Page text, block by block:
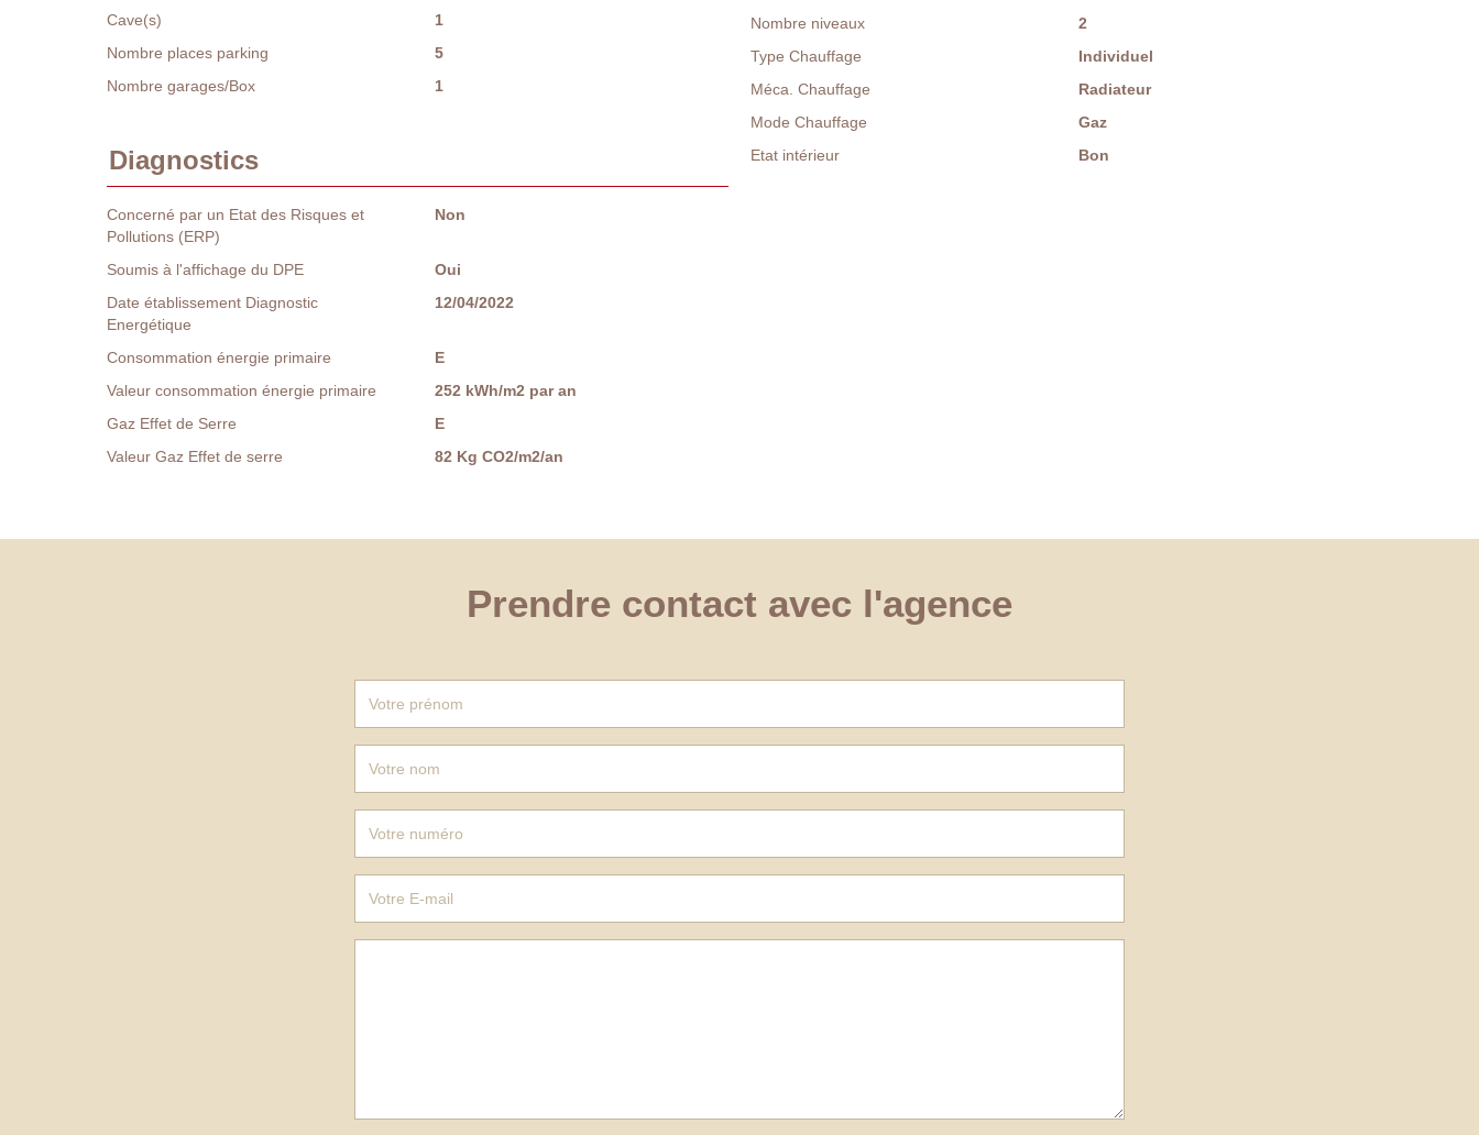
Nombre niveaux
2
Type Chauffage
Individuel
Méca. Chauffage
Radiateur
Mode Chauffage
Gaz
Etat intérieur
Bon
Cave(s)
1
Nombre places parking
5
Nombre garages/Box
1
Diagnostics
Concerné par un Etat des Risques et
Pollutions (ERP)
Non
Soumis à l'affichage du DPE
Oui
Date établissement Diagnostic
Energétique
12/04/2022
Consommation énergie primaire
E
Valeur consommation énergie primaire
252 kWh/m2 par an
Gaz Effet de Serre
E
Valeur Gaz Effet de serre
82 Kg CO2/m2/an
Prendre contact avec l'agence